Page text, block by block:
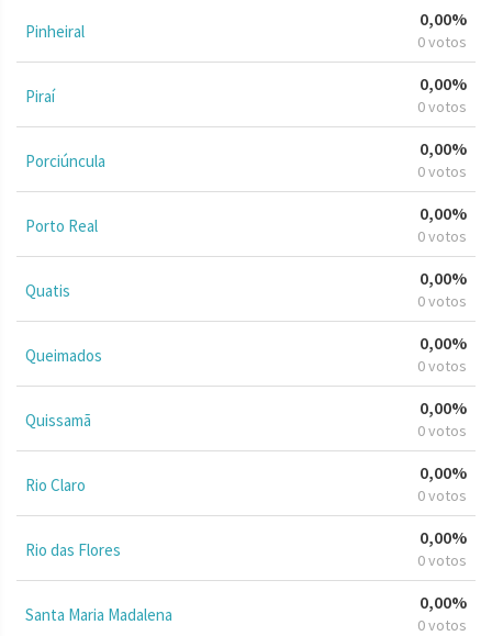
Pinheiral
0,00%
0 votos
Piraí
0,00%
0 votos
Porciúncula
0,00%
0 votos
Porto Real
0,00%
0 votos
Quatis
0,00%
0 votos
Queimados
0,00%
0 votos
Quissamã
0,00%
0 votos
Rio Claro
0,00%
0 votos
Rio das Flores
0,00%
0 votos
Santa Maria Madalena
0,00%
0 votos